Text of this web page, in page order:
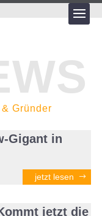
Gründer
Gigant in
jetzt lesen
jetzt die